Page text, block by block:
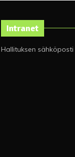
Intranet
Hallituksen sähköposti